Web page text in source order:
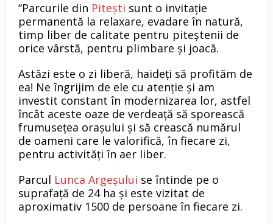
“Parcurile din Pitești sunt o invitație
permanentă la relaxare, evadare în natură,
timp liber de calitate pentru piteștenii de
orice vârstă, pentru plimbare și joacă.
Astăzi este o zi liberă, haideți să profităm de
ea! Ne îngrijim de ele cu atenție și am
investit constant în modernizarea lor, astfel
încât aceste oaze de verdeață să sporească
frumusețea orașului și să crească numărul
de oameni care le valorifică, în fiecare zi,
pentru activități în aer liber.
Parcul Lunca Argeșului se întinde pe o
suprafață de 24 ha și este vizitat de
aproximativ 1500 de persoane în fiecare zi.